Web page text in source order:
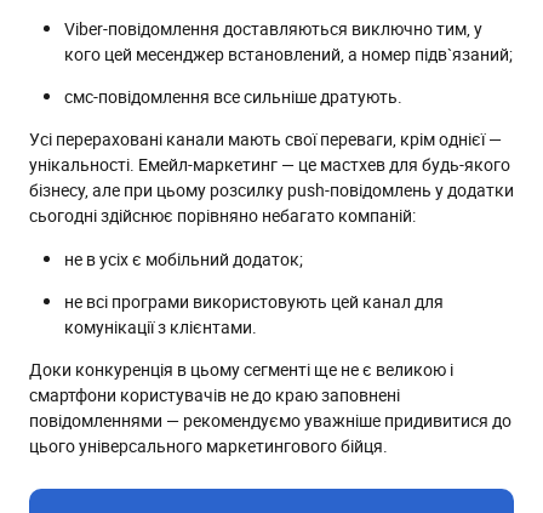
Viber-повідомлення доставляються виключно тим, у
кого цей месенджер встановлений, а номер підв`язаний;
смс-повідомлення все сильніше дратують.
Усі перераховані канали мають свої переваги, крім однієї —
унікальності. Емейл-маркетинг — це мастхев для будь-якого
бізнесу, але при цьому розсилку push-повідомлень у додатки
сьогодні здійснює порівняно небагато компаній:
не в усіх є мобільний додаток;
не всі програми використовують цей канал для
комунікації з клієнтами.
Доки конкуренція в цьому сегменті ще не є великою і
смартфони користувачів не до краю заповнені
повідомленнями — рекомендуємо уважніше придивитися до
цього універсального маркетингового бійця.